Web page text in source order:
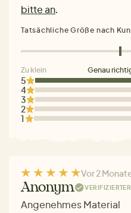
bitte an.
5
4
3
2
1
Tatsächliche Größe nach
Zu klein Genau
Vor 2
Anonym
Angenehmes Material